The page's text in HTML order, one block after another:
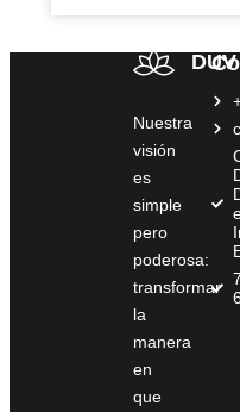
DUV
Nuestra
visión
es
simple
pero
poderosa:
transformar
la
manera
en
que
6